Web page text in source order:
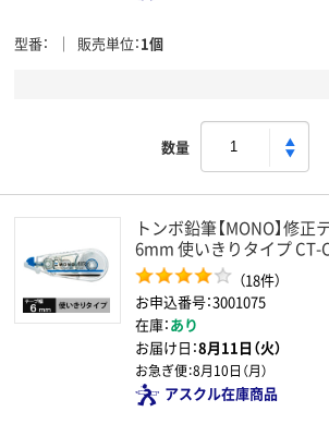
型番 販売単位 1個
数量
トンボ鉛筆【MONO】修
6mm 使いきりタイプ CT-
（18件）
お申込番号：3001075
在庫：あり
お届け日：8月11日（火）
お急ぎ便：8月10日（月）
アスクル在庫商品